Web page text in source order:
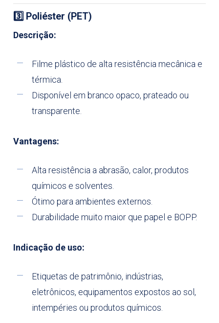
3️ ⃣ Poliéster (PET)
Descrição:
Filme plástico de alta resistência mecânica e
térmica.
Disponível em branco opaco, prateado ou
transparente.
Vantagens:
Alta resistência a abrasão, calor, produtos
químicos e solventes.
Ótimo para ambientes externos.
Durabilidade muito maior que papel e BOPP.
Indicação de uso:
Etiquetas de patrimônio, indústrias,
eletrônicos, equipamentos expostos ao sol,
intempéries ou produtos químicos.